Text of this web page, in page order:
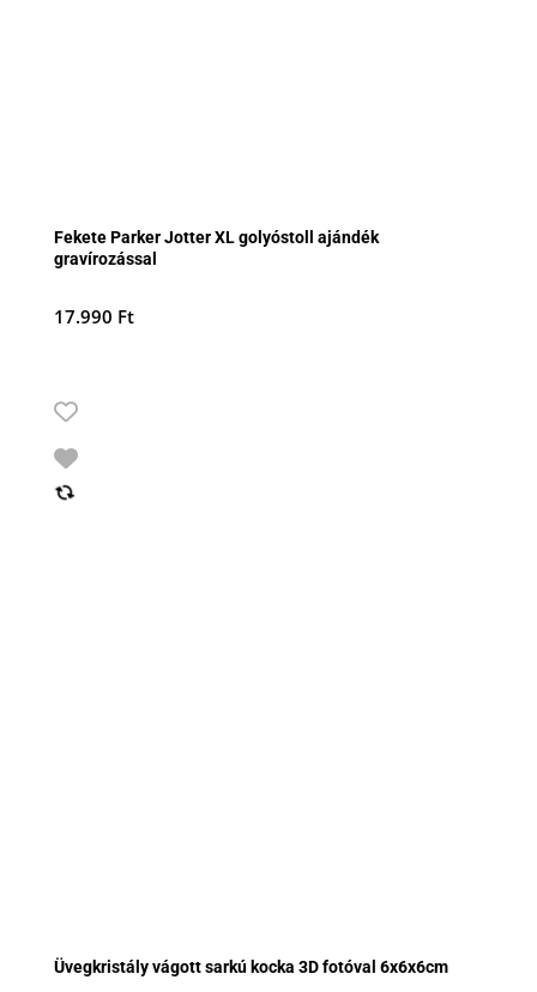
Fekete Parker Jotter XL golyóstoll ajándék
gravírozással
17.990 Ft
Üvegkristály vágott sarkú kocka 3D fotóval 6x6x6cm